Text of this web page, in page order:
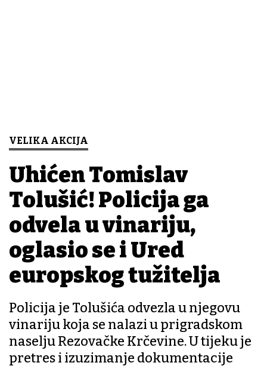
VELIKA AKCIJA
Uhićen Tomislav
Tolušić! Policija ga
odvela u vinariju,
oglasio se i Ured
europskog tužitelja
Policija je Tolušića odvezla u njegovu
vinariju koja se nalazi u prigradskom
naselju Rezovačke Krčevine. U tijeku je
pretres i izuzimanje dokumentacije